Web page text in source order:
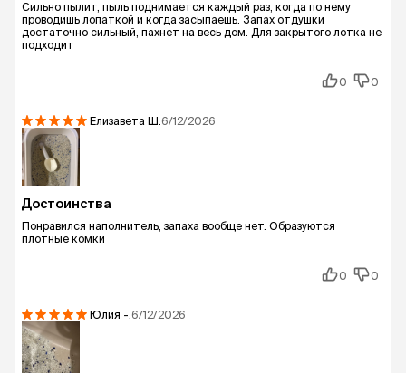
Сильно пылит, пыль поднимается каждый раз, когда по нему
проводишь лопаткой и когда засыпаешь. Запах отдушки
достаточно сильный, пахнет на весь дом. Для закрытого лотка не
подходит
0 0
Елизавета Ш. 6/12/2026
Достоинства
Понравился наполнитель, запаха вообще нет. Образуются
плотные комки
0 0
Юлия -. 6/12/2026